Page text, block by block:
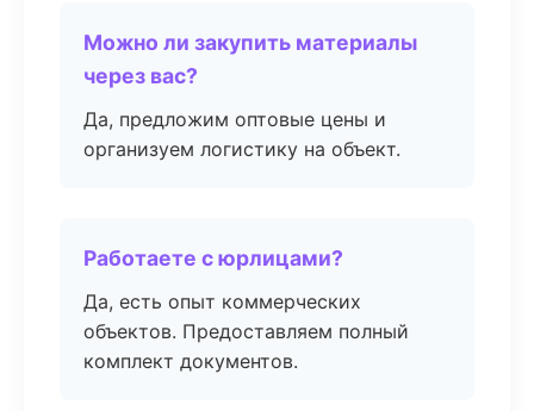
Можно ли закупить материалы
через вас?
Да, предложим оптовые цены и
организуем логистику на объект.
Работаете с юрлицами?
Да, есть опыт коммерческих
объектов. Предоставляем полный
комплект документов.